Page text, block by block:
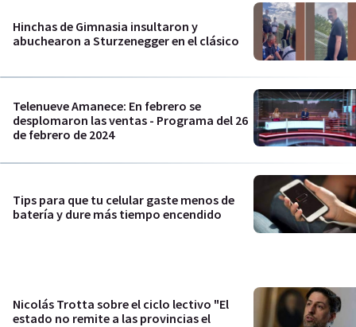
Hinchas de Gimnasia insultaron y
abuchearon a Sturzenegger en el clásico
Telenueve Amanece: En febrero se
desplomaron las ventas - Programa del 26
de febrero de 2024
Tips para que tu celular gaste menos de
batería y dure más tiempo encendido
Nicolás Trotta sobre el ciclo lectivo "El
estado no remite a las provincias el